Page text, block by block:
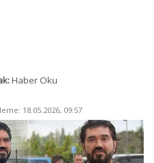
Haber Oku
18.05.2026, 09:57